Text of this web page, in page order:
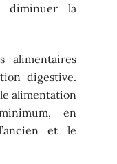
diminuer la
alimentaires
digestive.
alimentation
en
et le